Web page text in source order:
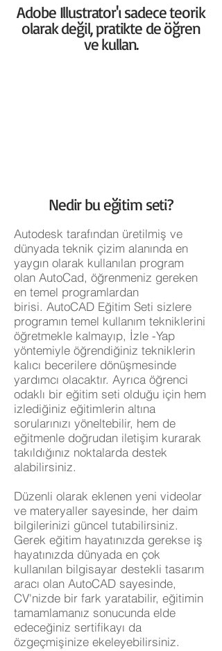
Adobe Illustrator'ı sadece teorik
olarak değil, pratikte de öğren
ve kullan.
Nedir bu eğitim seti?
Autodesk tarafından üretilmiş ve
dünyada teknik çizim alanında en
yaygın olarak kullanılan program
olan AutoCad, öğrenmeniz gereken
en temel programlardan
birisi. AutoCAD Eğitim Seti sizlere
programın temel kullanım tekniklerini
öğretmekle kalmayıp, İzle -Yap
yöntemiyle öğrendiğiniz tekniklerin
kalıcı becerilere dönüşmesinde
yardımcı olacaktır. Ayrıca öğrenci
odaklı bir eğitim seti olduğu için hem
izlediğiniz eğitimlerin altına
sorularınızı yöneltebilir, hem de
eğitmenle doğrudan iletişim kurarak
takıldığınız noktalarda destek
alabilirsiniz.
Düzenli olarak eklenen yeni videolar
ve materyaller sayesinde, her daim
bilgilerinizi güncel tutabilirsiniz.
Gerek eğitim hayatınızda gerekse iş
hayatınızda dünyada en çok
kullanılan bilgisayar destekli tasarım
aracı olan AutoCAD sayesinde,
CV'nizde bir fark yaratabilir, eğitimin
tamamlamanız sonucunda elde
edeceğiniz sertifikayı da
özgeçmişinize ekeleyebilirsiniz.